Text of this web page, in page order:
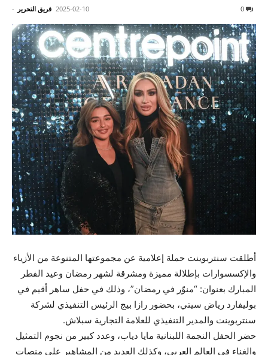
فريق التحرير - 2025-02-10
أطلقت سنتربوينت حملة إعلامية عن مجموعتها المتنوعة من الأزياء
والإكسسوارات بإطلالة مميزة ومشرقة لشهر رمضان وعيد الفطر
المبارك بعنوان: “منوّر في رمضان”، وذلك في حفل ساهر أقيم في
بوليفارد رياض سيتي، بحضور رازا بيج الرئيس التنفيذي لشركة
سنتربوينت والمدير التنفيذي للعلامة التجارية سبلاش.
حضر الحفل النجمة اللبنانية مايا دياب، وعدد كبير من نجوم التمثيل
والغناء في العالم العربي، وكذلك العديد من المشاهير على منصات